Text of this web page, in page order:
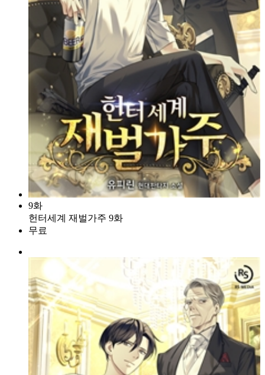
9화
헌터세계 재벌가주 9화
무료